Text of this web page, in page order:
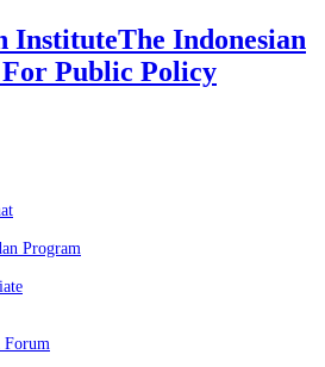
The Indonesian
Public Policy
Program
Forum